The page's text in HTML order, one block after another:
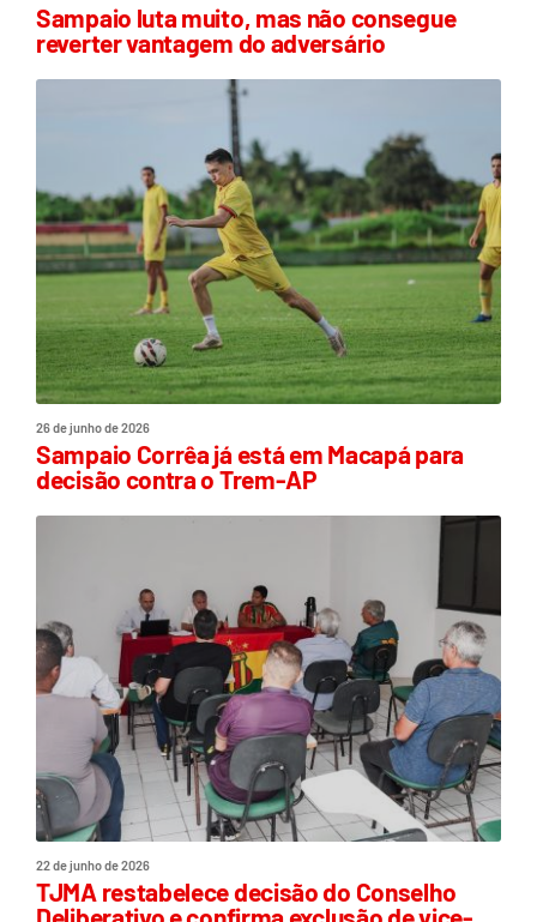
Sampaio luta muito, mas não consegue
reverter vantagem do adversário
26 de junho de 2026
Sampaio Corrêa já está em Macapá para
decisão contra o Trem-AP
22 de junho de 2026
TJMA restabelece decisão do Conselho